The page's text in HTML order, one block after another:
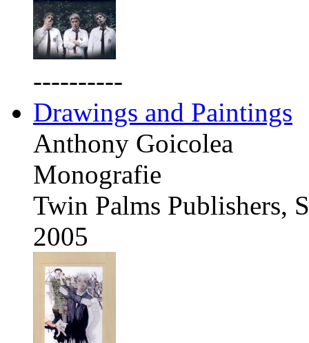
----------
Drawings and Paintings
Anthony Goicolea
Monografie
Twin Palms Publishers,
2005